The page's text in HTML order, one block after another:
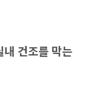
건조를 막는